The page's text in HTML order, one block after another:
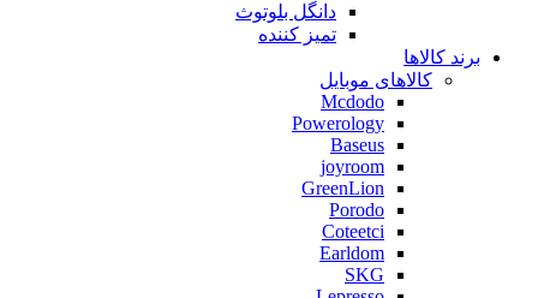
دانگل بلوتوث
تمیز کننده
برند کالاها
کالاهای موبایل
Mcdodo
Powerology
Baseus
joyroom
GreenLion
Porodo
Coteetci
Earldom
SKG